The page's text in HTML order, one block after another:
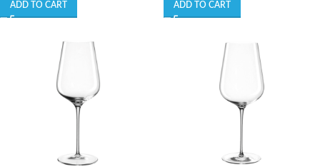
ADD TO CART ADD TO CART